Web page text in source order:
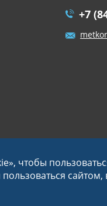
+7
чтобы
сайтом,